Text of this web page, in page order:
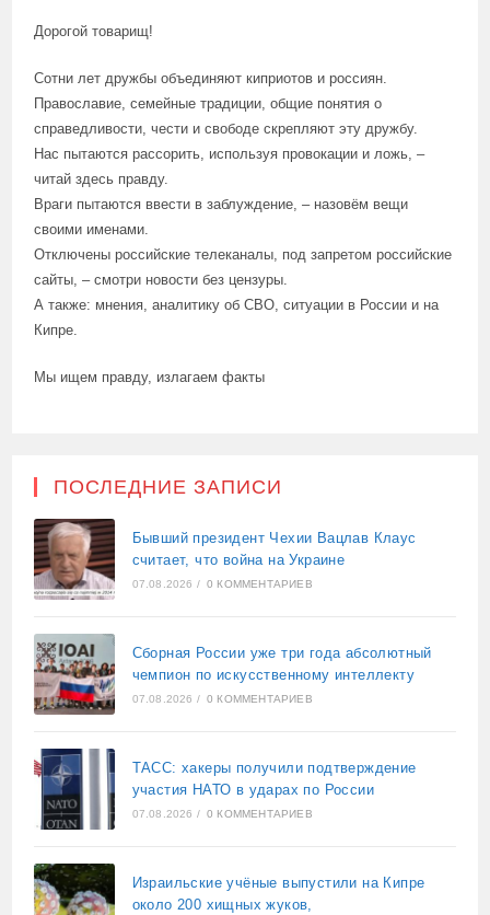
Дорогой товарищ!
Сотни лет дружбы объединяют киприотов и россиян.
Православие, семейные традиции, общие понятия о
справедливости, чести и свободе скрепляют эту дружбу.
Нас пытаются рассорить, используя провокации и ложь, –
читай здесь правду.
Враги пытаются ввести в заблуждение, – назовём вещи
своими именами.
Отключены российские телеканалы, под запретом российские
сайты, – смотри новости без цензуры.
А также: мнения, аналитику об СВО, ситуации в России и на
Кипре.
Мы ищем правду, излагаем факты
ПОСЛЕДНИЕ ЗАПИСИ
Бывший президент Чехии Вацлав Клаус
считает, что война на Украине
07.08.2026 / 0 КОММЕНТАРИЕВ
Сборная России уже три года абсолютный
чемпион по искусственному интеллекту
07.08.2026 / 0 КОММЕНТАРИЕВ
ТАСС: хакеры получили подтверждение
участия НАТО в ударах по России
07.08.2026 / 0 КОММЕНТАРИЕВ
Израильские учёные выпустили на Кипре
около 200 хищных жуков,